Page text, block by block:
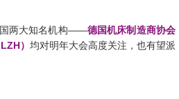
两大知名机构——德国机床制造商协会
LZH） 均对明年大会高度关注，也有望派